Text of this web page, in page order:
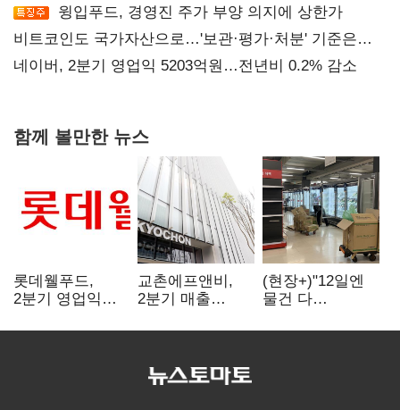
윙입푸드, 경영진 주가 부양 의지에 상한가
비트코인도 국가자산으로…'보관·평가·처분' 기준은
숙제
네이버, 2분기 영업익 5203억원…전년비 0.2% 감소
함께 볼만한 뉴스
롯데웰푸드,
2분기 영업익
사업이 실적 견인
교촌에프앤비,
2분기 매출
전년보다 4.9%↑
(현장+)"12일엔
물건 다
매대 채우며 문